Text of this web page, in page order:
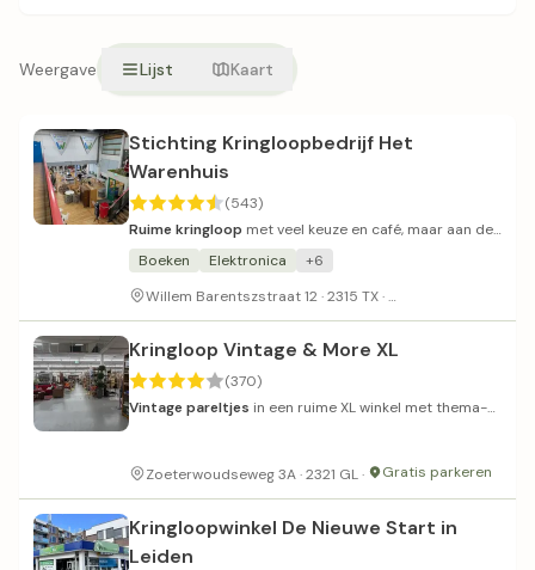
Weergave Lijst Kaart
Stichting Kringloopbedrijf Het
Warenhuis
(543)
Ruime kringloop met veel keuze en café, maar aan de
prijzige kant.
Boeken Elektronica
+6
Willem Barentszstraat 12 · 2315 TX ·
Kringloop Vintage & More XL
(370)
Vintage pareltjes in een ruime XL winkel met thema-
Zoeterwoudseweg 3A · 2321 GL · Gratis parkeren
Kringloopwinkel De Nieuwe Start in
Leiden